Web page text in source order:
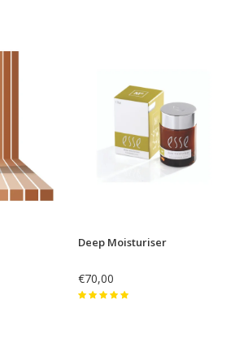
Deep Moisturiser
€70,00